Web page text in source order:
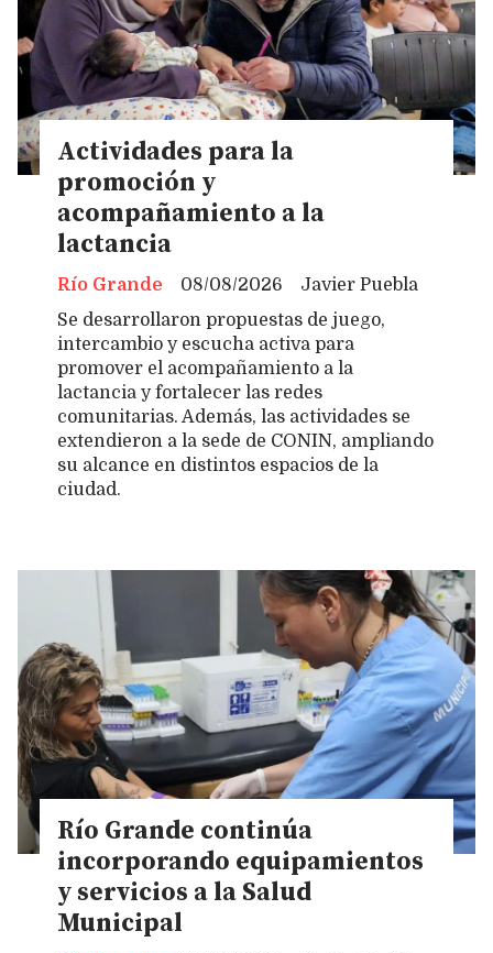
Actividades para la
promoción y
acompañamiento a la
lactancia
Javier Puebla
Río Grande
08/08/2026
Se desarrollaron propuestas de juego,
intercambio y escucha activa para
promover el acompañamiento a la
lactancia y fortalecer las redes
comunitarias. Además, las actividades se
extendieron a la sede de CONIN, ampliando
su alcance en distintos espacios de la
ciudad.
Río Grande continúa
incorporando equipamientos
y servicios a la Salud
Municipal